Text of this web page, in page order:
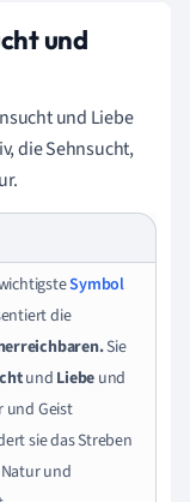
und
und Liebe
die Sehnsucht,
Symbol
die
Sie
und Liebe und
und Geist
sie das Streben
und